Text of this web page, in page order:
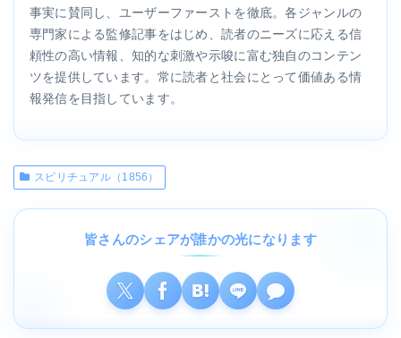
事実に賛同し、ユーザーファーストを徹底。各ジャンルの
専門家による監修記事をはじめ、読者のニーズに応える信
頼性の高い情報、知的な刺激や示唆に富む独自のコンテン
ツを提供しています。常に読者と社会にとって価値ある情
報発信を目指しています。
スピリチュアル（1856）
皆さんのシェアが誰かの光になります